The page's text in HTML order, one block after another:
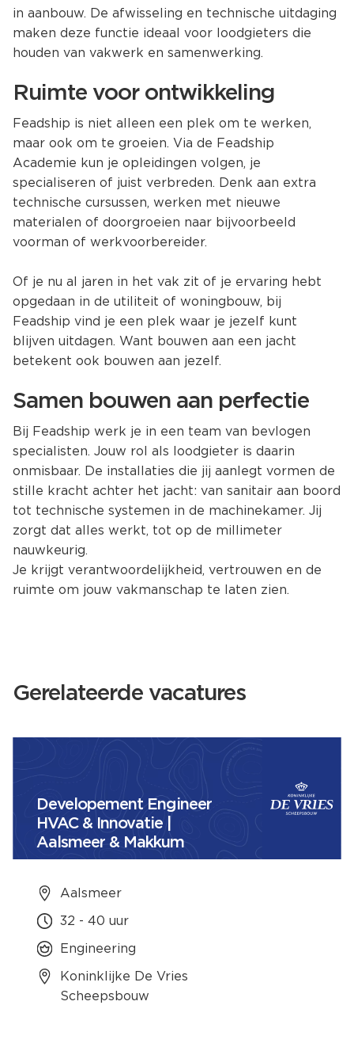
in aanbouw. De afwisseling en technische uitdaging
maken deze functie ideaal voor loodgieters die
houden van vakwerk en samenwerking.
Ruimte voor ontwikkeling
Feadship is niet alleen een plek om te werken,
maar ook om te groeien. Via de Feadship
Academie kun je opleidingen volgen, je
specialiseren of juist verbreden. Denk aan extra
technische cursussen, werken met nieuwe
materialen of doorgroeien naar bijvoorbeeld
voorman of werkvoorbereider.
Of je nu al jaren in het vak zit of je ervaring hebt
opgedaan in de utiliteit of woningbouw, bij
Feadship vind je een plek waar je jezelf kunt
blijven uitdagen. Want bouwen aan een jacht
betekent ook bouwen aan jezelf.
Samen bouwen aan perfectie
Bij Feadship werk je in een team van bevlogen
specialisten. Jouw rol als loodgieter is daarin
onmisbaar. De installaties die jij aanlegt vormen de
stille kracht achter het jacht: van sanitair aan boord
tot technische systemen in de machinekamer. Jij
zorgt dat alles werkt, tot op de millimeter
nauwkeurig.
Je krijgt verantwoordelijkheid, vertrouwen en de
ruimte om jouw vakmanschap te laten zien.
Gerelateerde vacatures
Developement Engineer
HVAC & Innovatie |
Aalsmeer & Makkum
Aalsmeer
32 - 40 uur
Engineering
Koninklijke De Vries
Scheepsbouw